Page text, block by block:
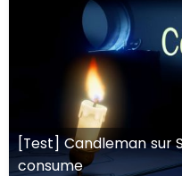
[Test] Candleman sur
consume